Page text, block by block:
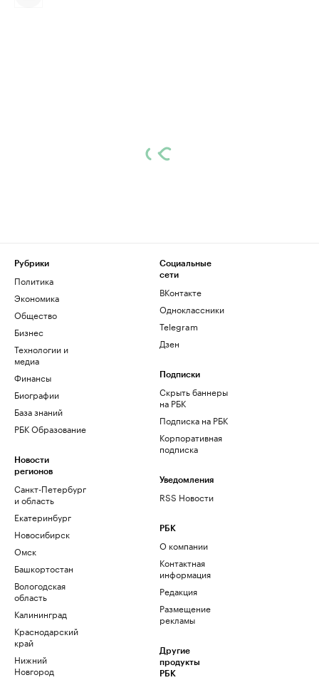
Рубрики
Политика
Экономика
Общество
Бизнес
Технологии и
медиа
Финансы
Биографии
База знаний
РБК Образование
Новости
регионов
Санкт-Петербург
и область
Екатеринбург
Новосибирск
Омск
Башкортостан
Вологодская
область
Калининград
Краснодарский
край
Нижний
Новгород
Социальные
сети
ВКонтакте
Одноклассники
Telegram
Дзен
Подписки
Скрыть баннеры
на РБК
Подписка на РБК
Корпоративная
подписка
Уведомления
RSS Новости
РБК
О компании
Контактная
информация
Редакция
Размещение
рекламы
Другие
продукты
РБК